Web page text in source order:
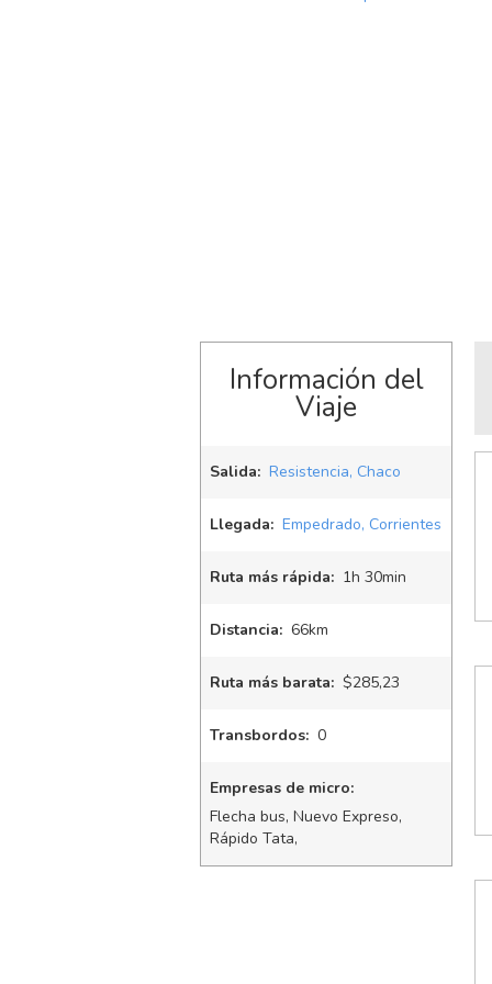
Información del
Viaje
Salida: Resistencia, Chaco
Llegada: Empedrado, Corrientes
Ruta más rápida: 1h 30min
Distancia: 66km
Ruta más barata: $285,23
Transbordos: 0
Empresas de micro:
Flecha bus, Nuevo Expreso,
Rápido Tata,